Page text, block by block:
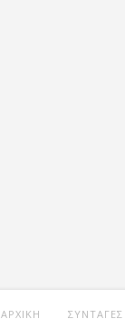
ΑΡΧΙΚΗ ΣΥΝΤΑΓΕΣ